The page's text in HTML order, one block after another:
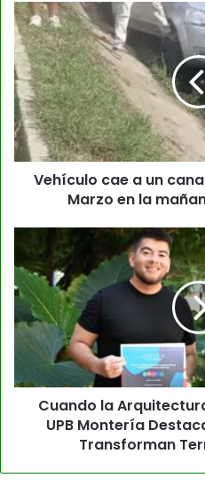
Vehículo cae a un
Marzo en la
Cuando la
UPB Montería
Transforman